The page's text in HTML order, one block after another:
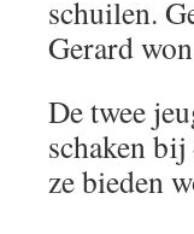
schuilen.
Gerard
De twee
schaken
ze bieden